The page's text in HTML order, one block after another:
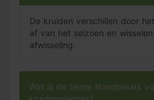
De juiste standplaats is erg
gezondheid van je plantjes.
deze plant zal snel gaan
De kruiden verschillen door
af van het seizoen en
afwisseling.
Wat is de beste standplaats